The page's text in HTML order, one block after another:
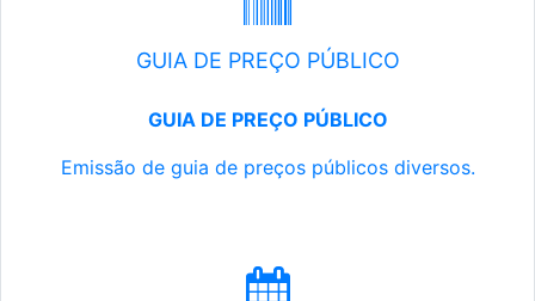
GUIA DE PREÇO PÚBLICO
GUIA DE PREÇO PÚBLICO
Emissão de guia de preços públicos diversos.